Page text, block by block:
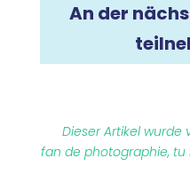
An der
Dieser Artikel
fan de photographie,